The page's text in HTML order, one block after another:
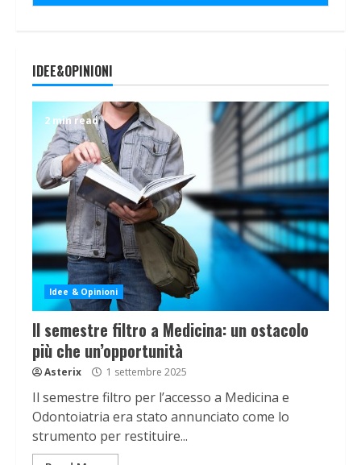
IDEE&OPINIONI
2 min read
Idee & Opinioni
Il semestre filtro a Medicina: un ostacolo
più che un’opportunità
Asterix 1 settembre 2025
Il semestre filtro per l’accesso a Medicina e
Odontoiatria era stato annunciato come lo
strumento per restituire...